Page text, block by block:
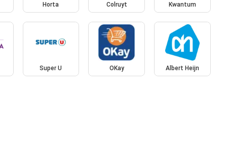
Horta Colruyt Kwantum
Super U OKay Albert Heijn